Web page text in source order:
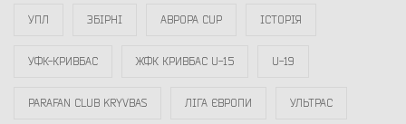
УПЛ ЗБІРНІ АВРОРА CUP ІСТОРІЯ
УФК-КРИВБАС ЖФК КРИВБАС U-15 U-19
PARAFAN CLUB KRYVBAS ЛІГА ЄВРОПИ УЛЬТРАС